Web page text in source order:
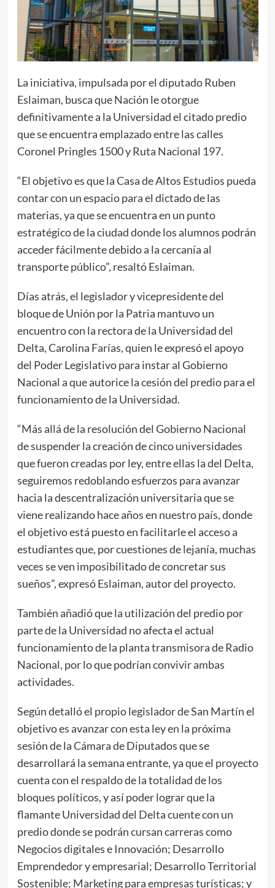
La iniciativa, impulsada por el diputado Ruben
Eslaiman, busca que Nación le otorgue
definitivamente a la Universidad el citado predio
que se encuentra emplazado entre las calles
Coronel Pringles 1500 y Ruta Nacional 197.
“El objetivo es que la Casa de Altos Estudios pueda
contar con un espacio para el dictado de las
materias, ya que se encuentra en un punto
estratégico de la ciudad donde los alumnos podrán
acceder fácilmente debido a la cercanía al
transporte público”, resaltó Eslaiman.
Días atrás, el legislador y vicepresidente del
bloque de Unión por la Patria mantuvo un
encuentro con la rectora de la Universidad del
Delta, Carolina Farías, quien le expresó el apoyo
del Poder Legislativo para instar al Gobierno
Nacional a que autorice la cesión del predio para el
funcionamiento de la Universidad.
“Más allá de la resolución del Gobierno Nacional
de suspender la creación de cinco universidades
que fueron creadas por ley, entre ellas la del Delta,
seguiremos redoblando esfuerzos para avanzar
hacia la descentralización universitaria que se
viene realizando hace años en nuestro país, donde
el objetivo está puesto en facilitarle el acceso a
estudiantes que, por cuestiones de lejanía, muchas
veces se ven imposibilitado de concretar sus
sueños”, expresó Eslaiman, autor del proyecto.
También añadió que la utilización del predio por
parte de la Universidad no afecta el actual
funcionamiento de la planta transmisora de Radio
Nacional, por lo que podrían convivir ambas
actividades.
Según detalló el propio legislador de San Martín el
objetivo es avanzar con esta ley en la próxima
sesión de la Cámara de Diputados que se
desarrollará la semana entrante, ya que el proyecto
cuenta con el respaldo de la totalidad de los
bloques políticos, y así poder lograr que la
flamante Universidad del Delta cuente con un
predio donde se podrán cursan carreras como
Negocios digitales e Innovación; Desarrollo
Emprendedor y empresarial; Desarrollo Territorial
Sostenible; Marketing para empresas turísticas; y